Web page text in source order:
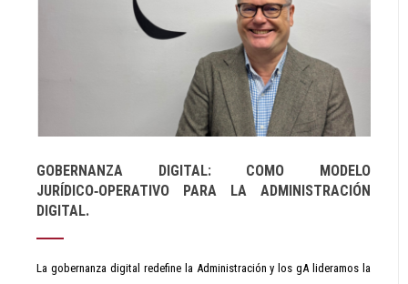
GOBERNANZA DIGITAL: COMO MODELO
JURÍDICO‑OPERATIVO PARA LA ADMINISTRACIÓN
DIGITAL.
La gobernanza digital redefine la Administración y los gA lideramos la